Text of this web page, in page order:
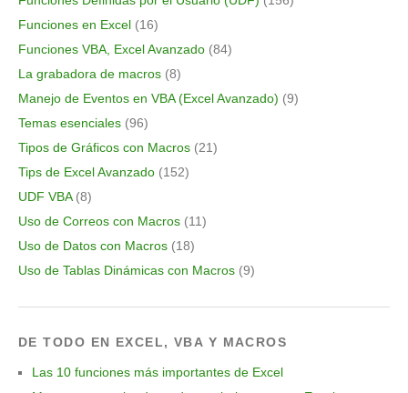
Funciones en Excel (16)
Funciones VBA, Excel Avanzado (84)
La grabadora de macros (8)
Manejo de Eventos en VBA (Excel Avanzado) (9)
Temas esenciales (96)
Tipos de Gráficos con Macros (21)
Tips de Excel Avanzado (152)
UDF VBA(8)
Uso de Correos con Macros (11)
Uso de Datos con Macros (18)
Uso de Tablas Dinámicas con Macros (9)
DE TODO EN EXCEL, VBA Y MACROS
Las 10 funciones más importantes de Excel